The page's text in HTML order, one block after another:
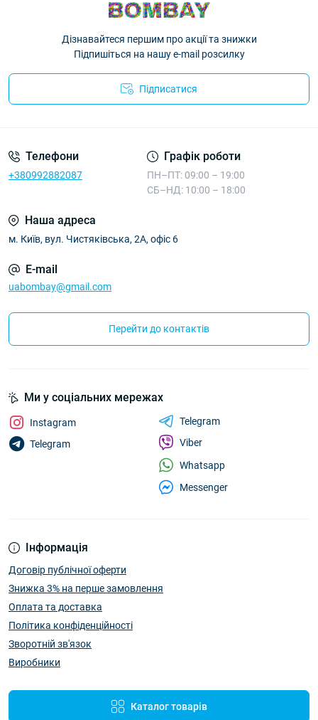
Дізнавайтеся першим про акції та знижки
Підпишіться на нашу e-mail розсилку
Підписатися
Телефони
+380992882087
Графік роботи
ПН–ПТ: 09:00 – 19:00
СБ–НД: 10:00 – 18:00
Наша адреса
м. Київ, вул. Чистяківська, 2А, офіс 6
E-mail
uabombay@gmail.com
Перейти до контактів
Інформація
Договір публічної оферти
Знижка 3% на перше замовлення
Оплата та доставка
Політика конфіденційності
Зворотній зв'язок
Виробники
Каталог товарів
Ми у соціальних мережах
Instagram
Telegram
Telegram
Viber
Whatsapp
Messenger